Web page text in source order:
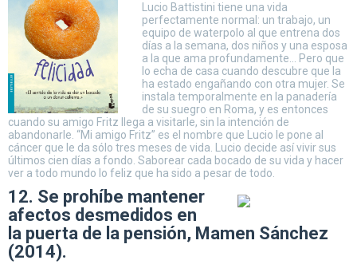
Lucio Battistini tiene una vida
perfectamente normal: un trabajo, un
equipo de waterpolo al que entrena dos
días a la semana, dos niños y una esposa
a la que ama profundamente… Pero que
lo echa de casa cuando descubre que la
ha estado engañando con otra mujer. Se
instala temporalmente en la panadería
de su suegro en Roma, y es entonces
cuando su amigo Fritz llega a visitarle, sin la intención de
abandonarle. “Mi amigo Fritz” es el nombre que Lucio le pone al
cáncer que le da sólo tres meses de vida. Lucio decide así vivir sus
últimos cien días a fondo. Saborear cada bocado de su vida y hacer
ver a todo mundo lo feliz que ha sido a pesar de todo.
12. Se prohíbe mantener
afectos desmedidos en
la puerta de la pensión, Mamen Sánchez
(2014).